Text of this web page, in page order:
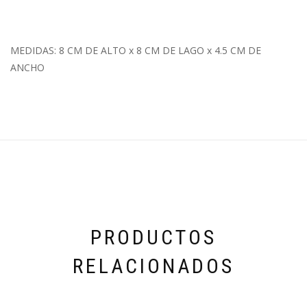
MEDIDAS: 8 CM DE ALTO x 8 CM DE LAGO x 4.5 CM DE
ANCHO
PRODUCTOS
RELACIONADOS